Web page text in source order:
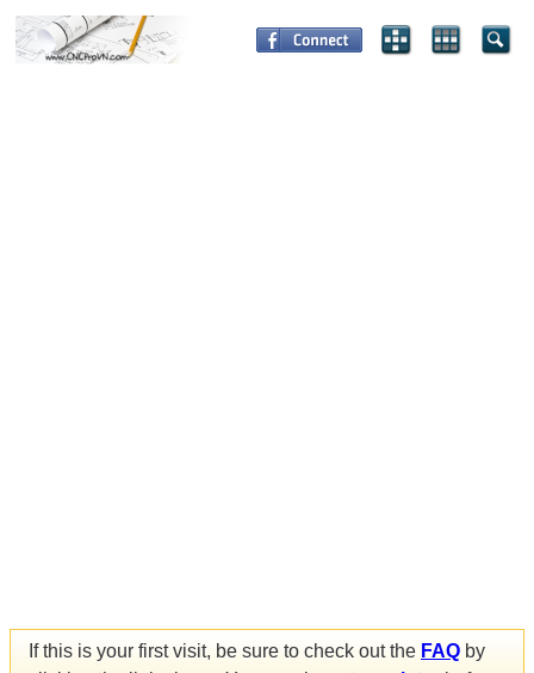
If this is your first visit, be sure to check out the FAQ by